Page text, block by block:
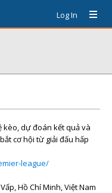
Log In
kèo, dự đoán kết quả và
cơ hội từ giải đấu hấp
league/
Hồ Chí Minh, Việt Nam